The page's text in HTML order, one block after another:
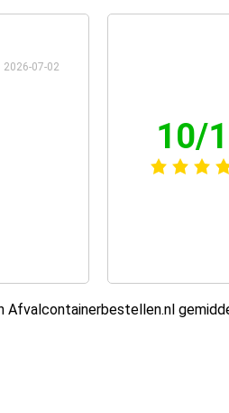
2026-07-02
10/
Afvalcontainerbestellen.nl